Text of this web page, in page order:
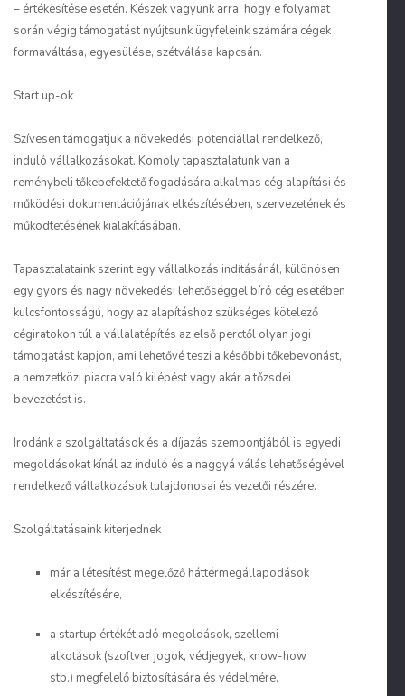
– értékesítése esetén. Készek vagyunk arra, hogy e folyamat
során végig támogatást nyújtsunk ügyfeleink számára cégek
formaváltása, egyesülése, szétválása kapcsán.
Start up-ok
Szívesen támogatjuk a növekedési potenciállal rendelkező,
induló vállalkozásokat. Komoly tapasztalatunk van a
reménybeli tőkebefektető fogadására alkalmas cég alapítási és
működési dokumentációjának elkészítésében, szervezetének és
működtetésének kialakításában.
Tapasztalataink szerint egy vállalkozás indításánál, különösen
egy gyors és nagy növekedési lehetőséggel bíró cég esetében
kulcsfontosságú, hogy az alapításhoz szükséges kötelező
cégiratokon túl a vállalatépítés az első perctől olyan jogi
támogatást kapjon, ami lehetővé teszi a későbbi tőkebevonást,
a nemzetközi piacra való kilépést vagy akár a tőzsdei
bevezetést is.
Irodánk a szolgáltatások és a díjazás szempontjából is egyedi
megoldásokat kínál az induló és a naggyá válás lehetőségével
rendelkező vállalkozások tulajdonosai és vezetői részére.
Szolgáltatásaink kiterjednek
már a létesítést megelőző háttérmegállapodások
elkészítésére,
a startup értékét adó megoldások, szellemi
alkotások (szoftver jogok, védjegyek, know-how
stb.) megfelelő biztosítására és védelmére,